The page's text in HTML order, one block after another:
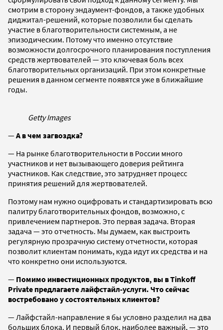
смотрим в сторону эндаумент-фондов, а также удобных
диджитал-решений, которые позволили бы сделать
участие в благотворительности системным, а не
эпизодическим. Потому что именно отсутствие
возможности долгосрочного планирования поступления
средств жертвователей — это ключевая боль всех
благотворительных организаций. При этом конкретные
решения в данном сегменте появятся уже в ближайшие
годы.
Getty Images
—А в чем загвоздка?
— На рынке благотворительности в России много
участников и нет вызывающего доверия рейтинга
участников. Как следствие, это затрудняет процесс
принятия решений для жертвователей.
Поэтому нам нужно оцифровать и стандартизировать всю
палитру благотворительных фондов, возможно, с
привлечением партнеров. Это первая задача. Вторая
задача — это отчетность. Мы думаем, как выстроить
регулярную прозрачную систему отчетности, которая
позволит клиентам понимать, куда идут их средства и на
что конкретно они используются.
— Помимо инвестиционных продуктов, вы в Tinkoff
Private предлагаете лайфстайл-услуги. Что сейчас
востребовано у состоятельных клиентов?
— Лайфстайл-направление я бы условно разделил на два
больших блока. И первый блок, наиболее важный, — это